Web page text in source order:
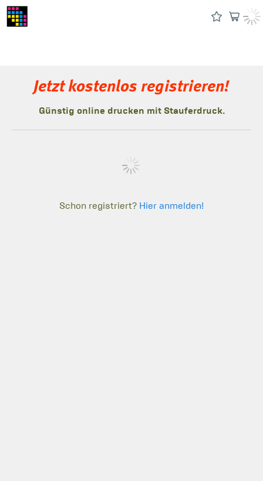
Jetzt kostenlos registrieren!
Günstig online drucken mit Stauferdruck.
Schon registriert? Hier anmelden!